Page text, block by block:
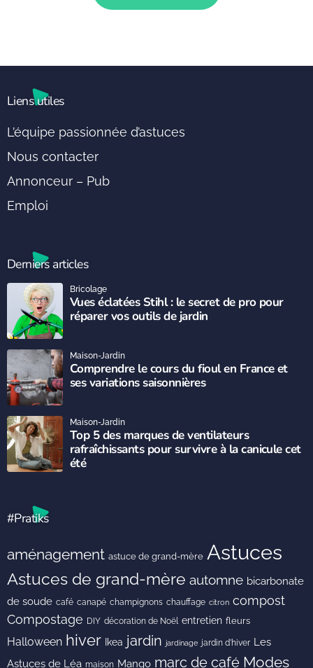
Liens utiles
L’équipe passionnée d’astuces
Nous contacter
Annonceur – Pub
Emploi
Derniers articles
Vues éclatées Stihl : le secret de pro pour
réparer vos outils de jardin
Bricolage
Comprendre le cours du fioul en France et
ses variations saisonnières
Maison-Jardin
Top 5 des marques de ventilateurs
rafraîchissants pour survivre à la canicule cet
été
Maison-Jardin
#Pratiks
aménagement astuce de grand-mère Astuces
Astuces de grand-mère automne bicarbonate
de soude café canapé champignons chauffage citron compost
Compostage DIY décoration de Noël entretien fleurs
Halloween hiver Ikea jardin jardinage jardin d'hiver Les
Astuces de Léa maison Mango marc de café Modes